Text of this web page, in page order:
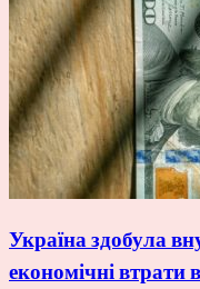
Україна здобула
економічні втрати